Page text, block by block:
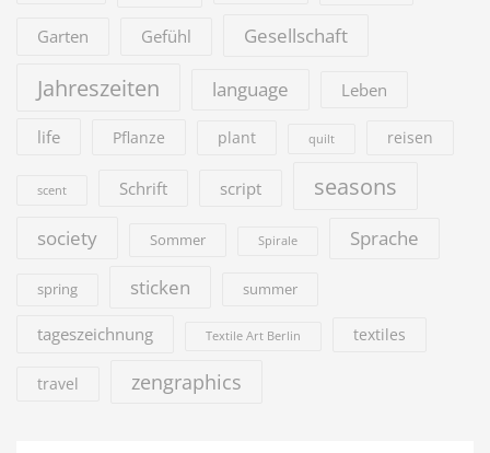
Garten Gefühl Gesellschaft
Jahreszeiten language Leben
life Pflanze plant quilt reisen
scent Schrift script seasons
society Sommer Spirale Sprache
spring sticken summer
tageszeichnung Textile Art Berlin textiles
travel zengraphics